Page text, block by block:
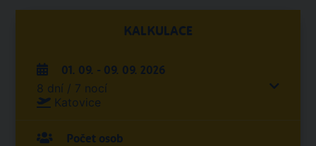
KALKULACE
01. 09. - 09. 09. 2026
8 dní / 7 nocí
Katovice
Počet osob